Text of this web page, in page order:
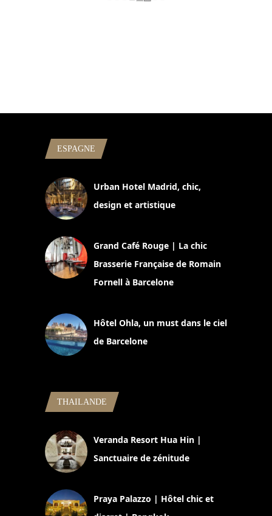
ESPAGNE
Urban Hotel Madrid, chic,
design et artistique
Grand Café Rouge | La chic
Brasserie Française de Romain
Fornell à Barcelone
Hôtel Ohla, un must dans le ciel
de Barcelone
THAILANDE
Veranda Resort Hua Hin |
Sanctuaire de zénitude
Praya Palazzo | Hôtel chic et